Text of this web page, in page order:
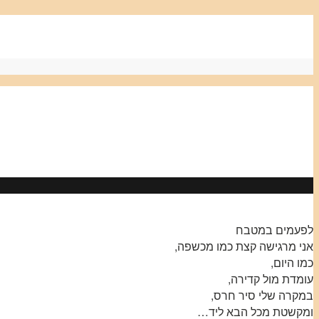
לפעמים במטבח
אני מרגישה קצת כמו מכשפה,
כמו היום,
עומדת מול קדירה,
במקרה שלי סיר חרס,
ומקשטת מכל הבא ליד…